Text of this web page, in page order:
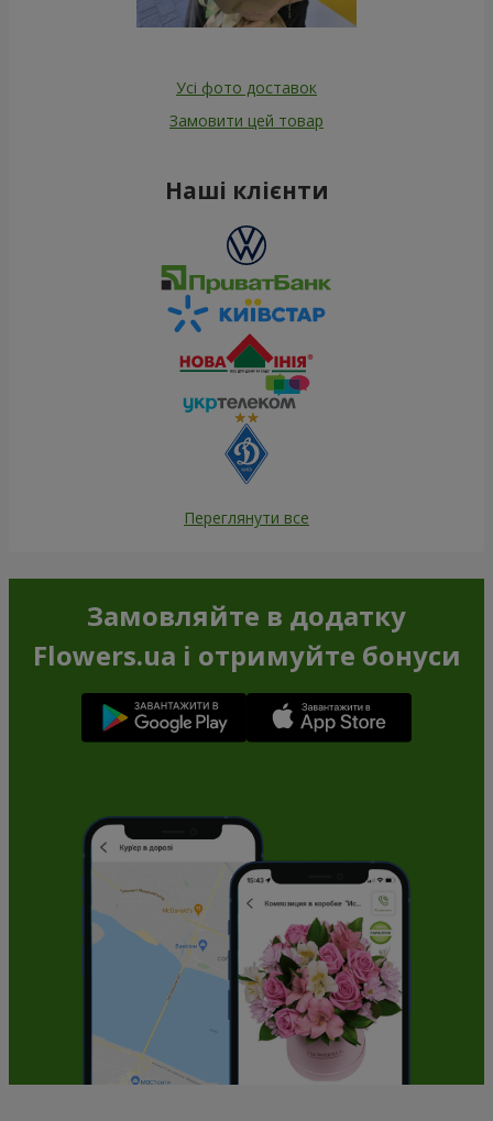
Усі фото доставок
Замовити цей товар
Наші клієнти
Переглянути все
Замовляйте в додатку
Flowers.ua і отримуйте бонуси